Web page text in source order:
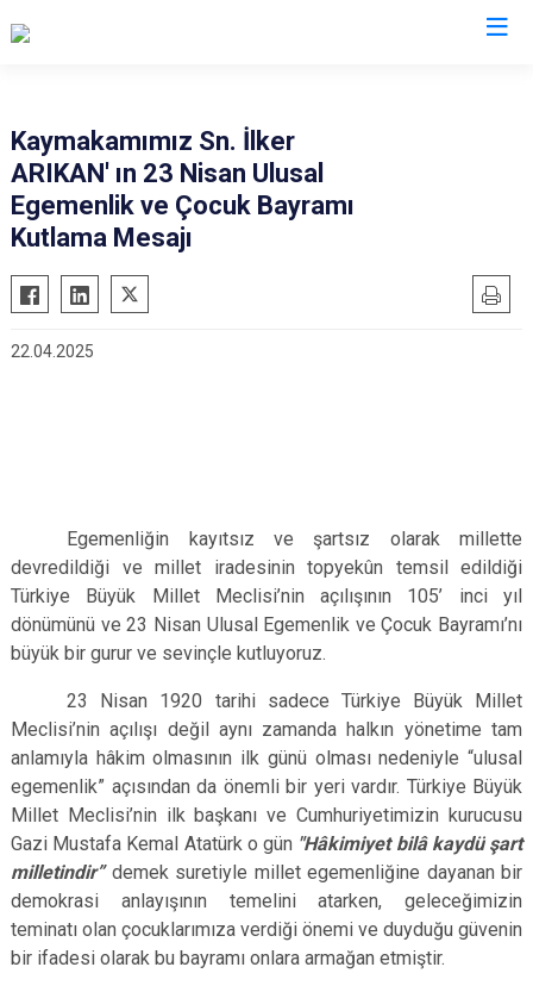
Bozdoğan
Buharkent
Didim
Köşk
Kuşadası
Kaymakamımız Sn. İlker
ARIKAN' ın 23 Nisan Ulusal
Egemenlik ve Çocuk Bayramı
Kutlama Mesajı
22.04.2025
Egemenliğin kayıtsız ve şartsız olarak millette
devredildiği ve millet iradesinin topyekûn temsil edildiği
Türkiye Büyük Millet Meclisi’nin açılışının 105’ inci yıl
dönümünü ve 23 Nisan Ulusal Egemenlik ve Çocuk Bayramı’nı
büyük bir gurur ve sevinçle kutluyoruz.
23 Nisan 1920 tarihi sadece Türkiye Büyük Millet
Meclisi’nin açılışı değil aynı zamanda halkın yönetime tam
anlamıyla hâkim olmasının ilk günü olması nedeniyle “ulusal
egemenlik” açısından da önemli bir yeri vardır. Türkiye Büyük
Millet Meclisi’nin ilk başkanı ve Cumhuriyetimizin kurucusu
Gazi Mustafa Kemal Atatürk o gün "Hâkimiyet bilâ kaydü şart
milletindir” demek suretiyle millet egemenliğine dayanan bir
demokrasi anlayışının temelini atarken, geleceğimizin
teminatı olan çocuklarımıza verdiği önemi ve duyduğu güvenin
bir ifadesi olarak bu bayramı onlara armağan etmiştir.